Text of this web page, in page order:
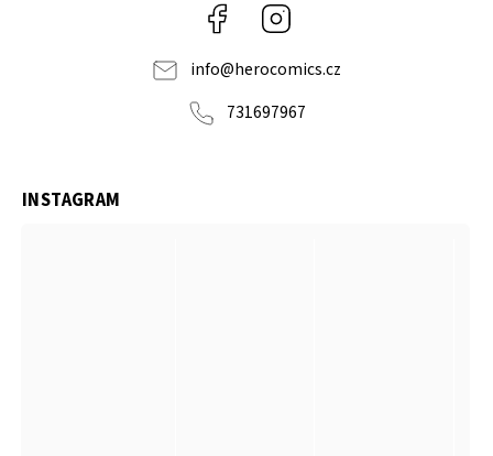
Facebook
info@herocomics.cz
731697967
INSTAGRAM